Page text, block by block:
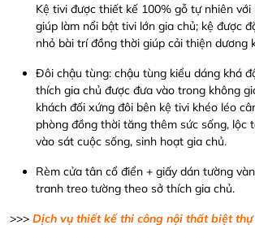
Kệ tivi được thiết kế 100% gỗ tự nhiên
giúp làm nổi bật tivi lớn gia chủ; kệ được
nhỏ bài trí đồng thời giúp cải thiện dương
Đôi chậu tùng: chậu tùng kiểu dáng khá
thích gia chủ được đưa vào trong không
khách đối xứng đôi bên kệ tivi khéo léo
phòng đồng thời tăng thêm sức sống, lộc
vào sát cuộc sống, sinh hoạt gia chủ.
Rèm cửa tân cổ điển + giấy dán tường
tranh treo tường theo sở thích gia chủ.
>>> Dịch vụ thiết kế thi công nội thất biệt